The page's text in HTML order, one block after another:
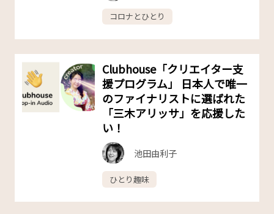
コロナとひとり
Clubhouse「クリエイター支
援プログラム」 日本人で唯一
のファイナリストに選ばれた
「三木アリッサ」を応援した
い！
池田由利子
ひとり趣味